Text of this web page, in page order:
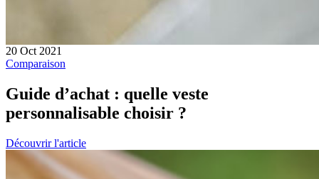
20 Oct 2021
Comparaison
Guide d’achat : quelle veste
personnalisable choisir ?
Découvrir l'article